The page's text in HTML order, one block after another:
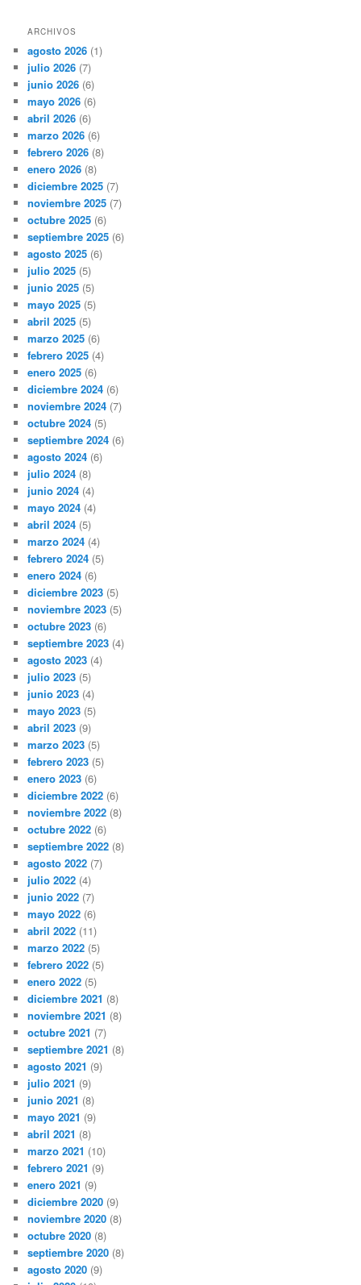
ARCHIVOS
agosto 2026 (1)
julio 2026 (7)
junio 2026 (6)
mayo 2026 (6)
abril 2026 (6)
marzo 2026 (6)
febrero 2026 (8)
enero 2026 (8)
diciembre 2025 (7)
noviembre 2025 (7)
octubre 2025 (6)
septiembre 2025 (6)
agosto 2025 (6)
julio 2025 (5)
junio 2025 (5)
mayo 2025 (5)
abril 2025 (5)
marzo 2025 (6)
febrero 2025 (4)
enero 2025 (6)
diciembre 2024 (6)
noviembre 2024 (7)
octubre 2024 (5)
septiembre 2024 (6)
agosto 2024 (6)
julio 2024 (8)
junio 2024 (4)
mayo 2024 (4)
abril 2024 (5)
marzo 2024 (4)
febrero 2024 (5)
enero 2024 (6)
diciembre 2023 (5)
noviembre 2023 (5)
octubre 2023 (6)
septiembre 2023 (4)
agosto 2023 (4)
julio 2023 (5)
junio 2023 (4)
mayo 2023 (5)
abril 2023 (9)
marzo 2023 (5)
febrero 2023 (5)
enero 2023 (6)
diciembre 2022 (6)
noviembre 2022 (8)
octubre 2022 (6)
septiembre 2022 (8)
agosto 2022 (7)
julio 2022 (4)
junio 2022 (7)
mayo 2022 (6)
abril 2022 (11)
marzo 2022 (5)
febrero 2022 (5)
enero 2022 (5)
diciembre 2021 (8)
noviembre 2021 (8)
octubre 2021 (7)
septiembre 2021 (8)
agosto 2021 (9)
julio 2021 (9)
junio 2021 (8)
mayo 2021 (9)
abril 2021 (8)
marzo 2021 (10)
febrero 2021 (9)
enero 2021 (9)
diciembre 2020 (9)
noviembre 2020 (8)
octubre 2020 (8)
septiembre 2020 (8)
agosto 2020 (9)